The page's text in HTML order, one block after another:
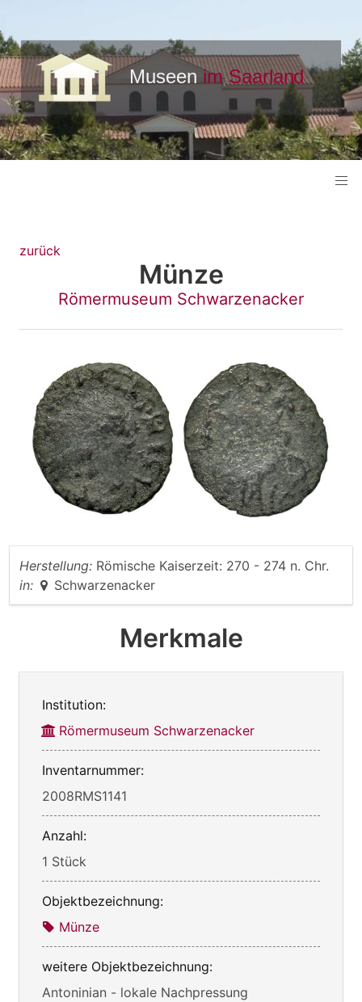
zurück
Münze
Römermuseum Schwarzenacker
Herstellung: Römische Kaiserzeit: 270 - 274 n. Chr.
in:
Schwarzenacker
Merkmale
Institution:
Römermuseum Schwarzenacker
Inventarnummer:
2008RMS1141
Anzahl:
1 Stück
Objektbezeichnung:
Münze
weitere Objektbezeichnung:
Antoninian - lokale Nachpressung